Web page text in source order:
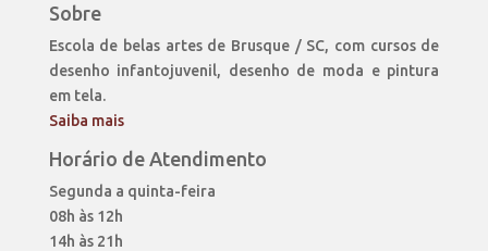
Sobre
Escola de belas artes de Brusque / SC, com cursos de
desenho infantojuvenil, desenho de moda e pintura
em tela.
Saiba mais
Horário de Atendimento
Segunda a quinta-feira
08h às 12h
14h às 21h